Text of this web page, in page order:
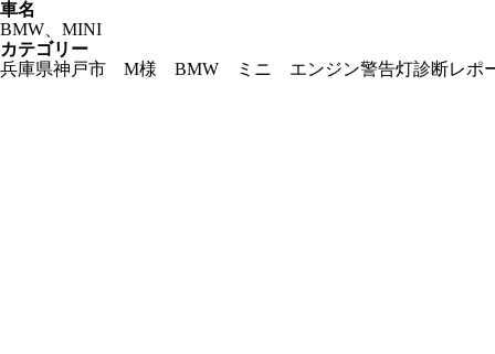
車名
BMW、MINI
カテゴリー
兵庫県神戸市 M様 BMW ミニ エンジン警告灯診断レポー